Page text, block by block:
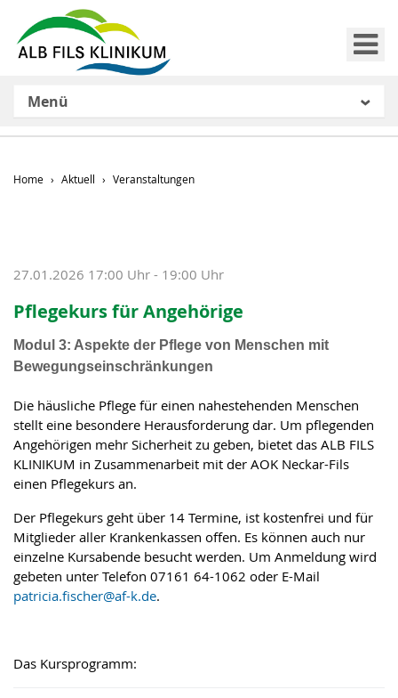
Menü
Home Aktuell Veranstaltungen
27.01.2026 17:00 Uhr - 19:00 Uhr
Pflegekurs für Angehörige
Modul 3: Aspekte der Pflege von Menschen mit
Bewegungseinschränkungen
Die häusliche Pflege für einen nahestehenden Menschen
stellt eine besondere Herausforderung dar. Um pflegenden
Angehörigen mehr Sicherheit zu geben, bietet das ALB FILS
KLINIKUM in Zusammenarbeit mit der AOK Neckar-Fils
einen Pflegekurs an.
Der Pflegekurs geht über 14 Termine, ist kostenfrei und für
Mitglieder aller Krankenkassen offen. Es können auch nur
einzelne Kursabende besucht werden. Um Anmeldung wird
gebeten unter Telefon 07161 64-1062 oder E-Mail
patricia.fischer@af-k.de.
Das Kursprogramm: